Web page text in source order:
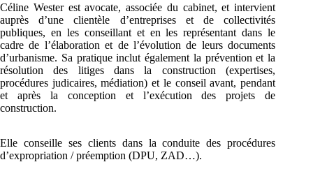
Céline Wester est avocate, associée du cabinet, et intervient
auprès d’une clientèle d’entreprises et de collectivités
publiques, en les conseillant et en les représentant dans le
cadre de l’élaboration et de l’évolution de leurs documents
d’urbanisme. Sa pratique inclut également la prévention et la
résolution des litiges dans la construction (expertises,
procédures judicaires, médiation) et le conseil avant, pendant
et après la conception et l’exécution des projets de
construction.
Elle conseille ses clients dans la conduite des procédures
d’expropriation / préemption (DPU, ZAD…).